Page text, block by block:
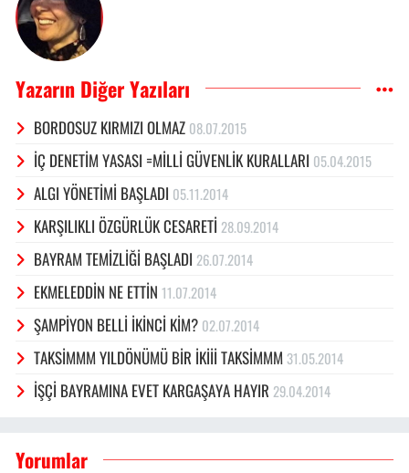
Yazarın Diğer Yazıları
BORDOSUZ KIRMIZI OLMAZ 08.07.2015
İÇ DENETİM YASASI =MİLLİ GÜVENLİK KURALLARI 05.04.2015
ALGI YÖNETİMİ BAŞLADI 05.11.2014
KARŞILIKLI ÖZGÜRLÜK CESARETİ 28.09.2014
BAYRAM TEMİZLİĞİ BAŞLADI 26.07.2014
EKMELEDDİN NE ETTİN 11.07.2014
ŞAMPİYON BELLİ İKİNCİ KİM? 02.07.2014
TAKSİMMM YILDÖNÜMÜ BİR İKİİİ TAKSİMMM31.05.2014
İŞÇİ BAYRAMINA EVET KARGAŞAYA HAYIR 29.04.2014
Yorumlar